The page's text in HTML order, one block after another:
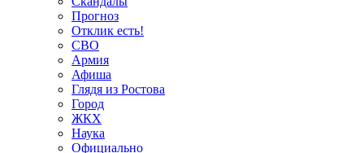
Прогноз
Отклик есть!
СВО
Армия
Афиша
Глядя из Ростова
Город
ЖКХ
Наука
Официально